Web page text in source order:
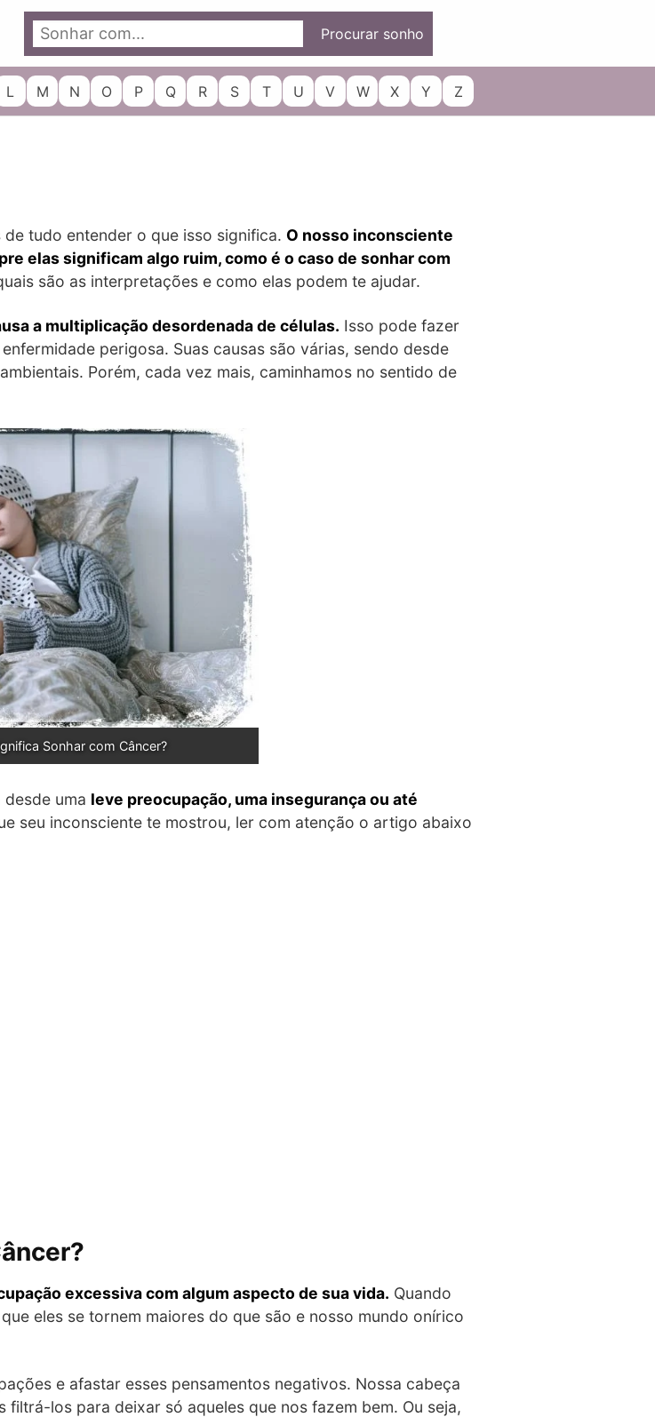
Procurar sonho
L M N O P Q R S T U V W X Y Z
tudo entender o que isso significa. O nosso inconsciente
elas significam algo ruim, como é o caso de sonhar com
são as interpretações e como elas podem te ajudar.
a multiplicação desordenada de células. Isso pode fazer
perigosa. Suas causas são várias, sendo desde
Porém, cada vez mais, caminhamos no sentido de
Sonhar com Câncer?
uma leve preocupação, uma insegurança ou até
seu inconsciente te mostrou, ler com atenção o artigo abaixo
excessiva com algum aspecto de sua vida. Quando
eles se tornem maiores do que são e nosso mundo onírico
e afastar esses pensamentos negativos. Nossa cabeça
los para deixar só aqueles que nos fazem bem. Ou seja,